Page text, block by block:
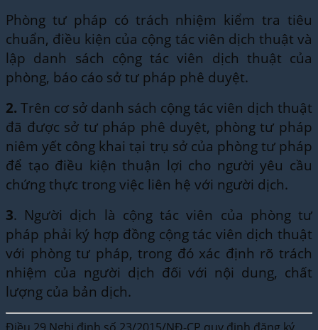
Phòng tư pháp có trách nhiệm kiểm tra tiêu
chuẩn, điều kiện của cộng tác viên dịch thuật và
lập danh sách cộng tác viên dịch thuật của
phòng, báo cáo sở tư pháp phê duyệt.
2. Trên cơ sở danh sách cộng tác viên dịch thuật
đã được sở tư pháp phê duyệt, phòng tư pháp
niêm yết công khai tại trụ sở của phòng tư pháp
để tạo điều kiện thuận lợi cho người yêu cầu
chứng thực trong việc liên hệ với người dịch.
3. Người dịch là cộng tác viên của phòng tư
pháp phải ký hợp đồng cộng tác viên dịch thuật
với phòng tư pháp, trong đó xác định rõ trách
nhiệm của người dịch đối với nội dung, chất
lượng của bản dịch.
Điều 29 Nghị định số 23/2015/NĐ-CP quy định đăng ký